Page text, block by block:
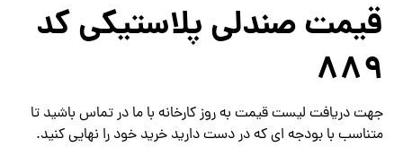
قیمت صندلی پلاستیکی کد
889
جهت دریافت لیست قیمت به روز کارخانه با ما در تماس باشید تا
متناسب با بودجه ای که در دست دارید خرید خود را نهایی کنید.